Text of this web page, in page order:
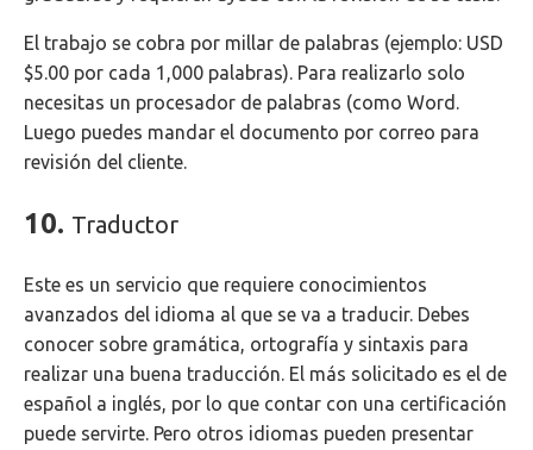
El trabajo se cobra por millar de palabras (ejemplo: USD
$5.00 por cada 1,000 palabras). Para realizarlo solo
necesitas un procesador de palabras (como Word.
Luego puedes mandar el documento por correo para
revisión del cliente.
10. Traductor
Este es un servicio que requiere conocimientos
avanzados del idioma al que se va a traducir. Debes
conocer sobre gramática, ortografía y sintaxis para
realizar una buena traducción. El más solicitado es el de
español a inglés, por lo que contar con una certificación
puede servirte. Pero otros idiomas pueden presentar